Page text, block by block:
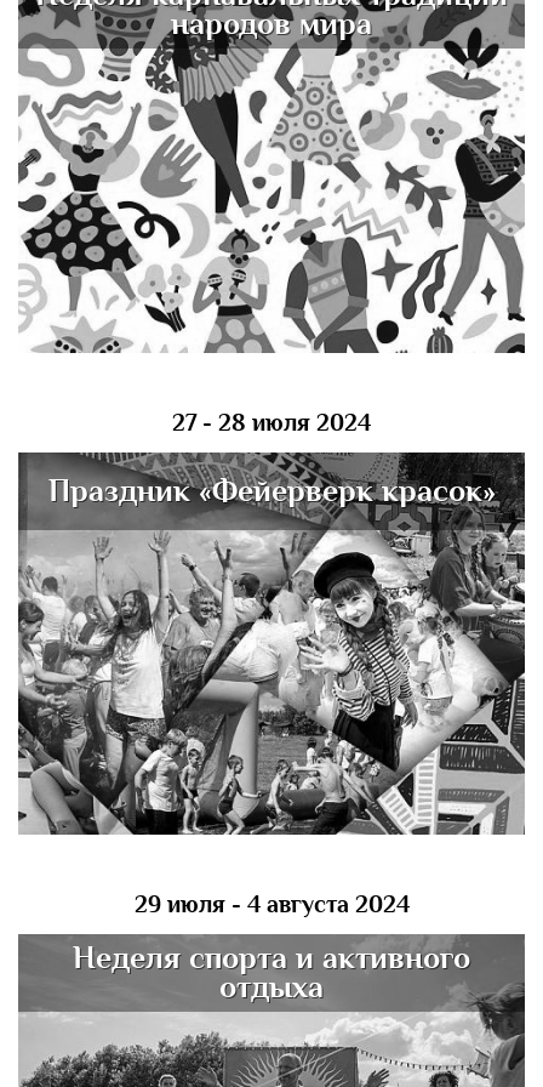
народов мира
27 - 28 июля 2024
Праздник «Фейерверк красок»
29 июля - 4 августа 2024
Неделя спорта и активного
отдыха